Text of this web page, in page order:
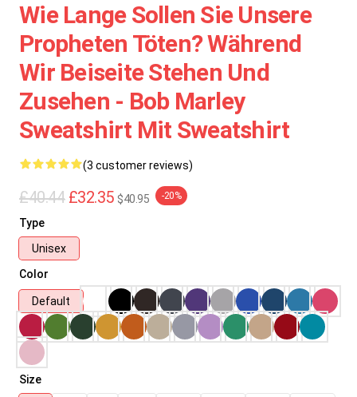
Wie Lange Sollen Sie Unsere
Propheten Töten? Während
Wir Beiseite Stehen Und
Zusehen - Bob Marley
Sweatshirt Mit Sweatshirt
(3 customer reviews)
£40.44 £32.35 $40.95 -20%
Type
Unisex
Color
Default
Size